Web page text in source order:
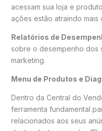
acessam sua loja e
ações estão atraindo mais
Relatórios de
sobre o desempenho dos
marketing.
Menu de Produtos e
Dentro da Central do
ferramenta fundamental
relacionados aos seus